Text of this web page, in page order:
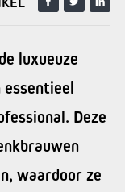
luxueuze
essentieel
Deze
waardoor ze